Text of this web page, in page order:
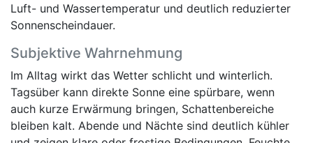
Luft- und Wassertemperatur und deutlich reduzierter
Sonnenscheindauer.
Subjektive Wahrnehmung
Im Alltag wirkt das Wetter schlicht und winterlich.
Tagsüber kann direkte Sonne eine spürbare, wenn
auch kurze Erwärmung bringen, Schattenbereiche
bleiben kalt. Abende und Nächte sind deutlich kühler